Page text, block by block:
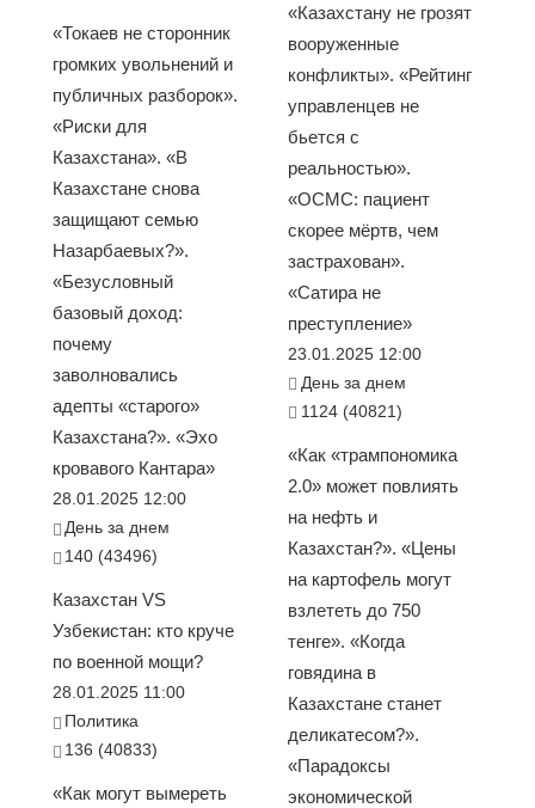
«Токаев не сторонник
громких увольнений и
публичных разборок».
«Риски для
Казахстана». «В
Казахстане снова
защищают семью
Назарбаевых?».
«Безусловный
базовый доход:
почему
заволновались
адепты «старого»
Казахстана?». «Эхо
кровавого Кантара»
28.01.2025 12:00
День за днем
140 (43496)
Казахстан VS
Узбекистан: кто круче
по военной мощи?
28.01.2025 11:00
Политика
136 (40833)
«Как могут вымереть
«Казахстану не грозят
вооруженные
конфликты». «Рейтинг
управленцев не
бьется с
реальностью».
«ОСМС: пациент
скорее мёртв, чем
застрахован».
«Сатира не
преступление»
23.01.2025 12:00
День за днем
1124 (40821)
«Как «трампономика
2.0» может повлиять
на нефть и
Казахстан?». «Цены
на картофель могут
взлететь до 750
тенге». «Когда
говядина в
Казахстане станет
деликатесом?».
«Парадоксы
экономической